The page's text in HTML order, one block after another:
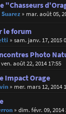
"Chasseurs
» mar. août 05,
le forum
» sam. janv. 17, 2015
Photo
ven. août 22, 2014 17:55
Impact Orage
» mer. mars 12, 2014
» dim. févr. 09, 2014